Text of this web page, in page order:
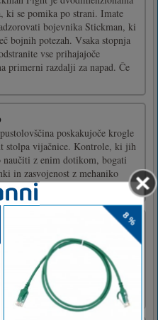
ki se pomika po strani. Imate
bojevnika Stickman, ki
bojnih potezah. Vsaka stopnja
vse prihajajoče
primerni razdalji za napad. Če
poskakujoče krogle
stolpa vijačnice. Kontrole, ki jih
naučiti z enim dotikom, bogati
in zasvojenost z mehaniko
miško
motorno kolo in poskusite v
kaskaderskem dirkaču čim
25 zahtevnih stopenj!